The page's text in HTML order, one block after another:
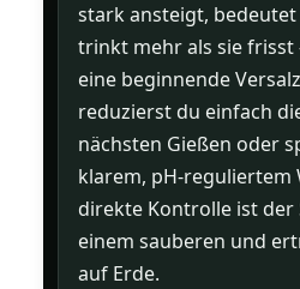
stark ansteigt, bedeutet
trinkt mehr als sie frisst
eine beginnende
reduzierst du einfach
nächsten Gießen oder
klarem, pH-reguliertem
direkte Kontrolle ist der
einem sauberen und
auf Erde.